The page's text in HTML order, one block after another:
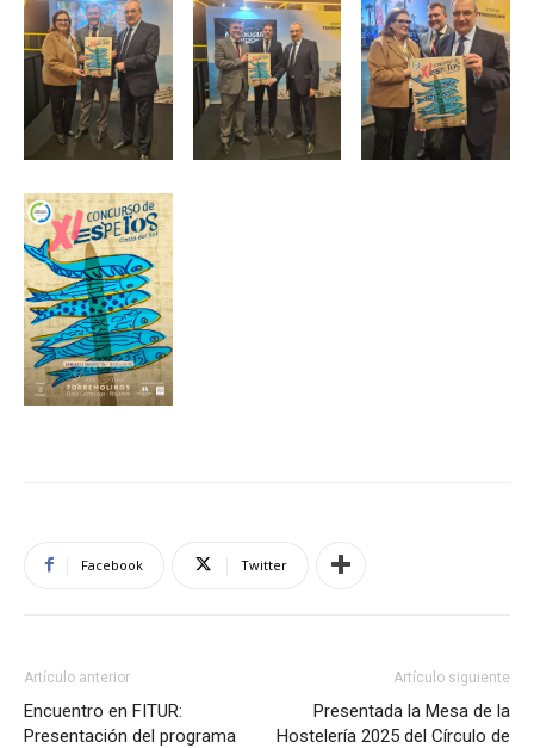
Facebook Twitter
Artículo anterior
Encuentro en FITUR:
Presentación del programa
Artículo siguiente
Presentada la Mesa de la
Hostelería 2025 del Círculo de